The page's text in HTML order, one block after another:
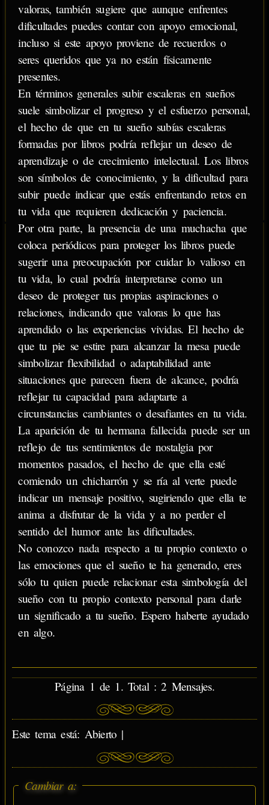
valoras, también sugiere que aunque enfrentes
dificultades puedes contar con apoyo emocional,
incluso si este apoyo proviene de recuerdos o
seres queridos que ya no están físicamente
presentes.
En términos generales subir escaleras en sueños
suele simbolizar el progreso y el esfuerzo personal,
el hecho de que en tu sueño subías escaleras
formadas por libros podría reflejar un deseo de
aprendizaje o de crecimiento intelectual. Los libros
son símbolos de conocimiento, y la dificultad para
subir puede indicar que estás enfrentando retos en
tu vida que requieren dedicación y paciencia.
Por otra parte, la presencia de una muchacha que
coloca periódicos para proteger los libros puede
sugerir una preocupación por cuidar lo valioso en
tu vida, lo cual podría interpretarse como un
deseo de proteger tus propias aspiraciones o
relaciones, indicando que valoras lo que has
aprendido o las experiencias vividas. El hecho de
que tu pie se estire para alcanzar la mesa puede
simbolizar flexibilidad o adaptabilidad ante
situaciones que parecen fuera de alcance, podría
reflejar tu capacidad para adaptarte a
circunstancias cambiantes o desafiantes en tu vida.
La aparición de tu hermana fallecida puede ser un
reflejo de tus sentimientos de nostalgia por
momentos pasados, el hecho de que ella esté
comiendo un chicharrón y se ría al verte puede
indicar un mensaje positivo, sugiriendo que ella te
anima a disfrutar de la vida y a no perder el
sentido del humor ante las dificultades.
No conozco nada respecto a tu propio contexto o
las emociones que el sueño te ha generado, eres
sólo tu quien puede relacionar esta simbología del
sueño con tu propio contexto personal para darle
un significado a tu sueño. Espero haberte ayudado
en algo.
Página 1 de 1. Total : 2 Mensajes.
Este tema está: Abierto |
Cambiar a: